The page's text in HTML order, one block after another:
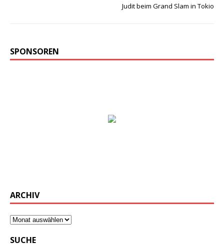
Judit beim Grand Slam in Tokio
SPONSOREN
ARCHIV
SUCHE